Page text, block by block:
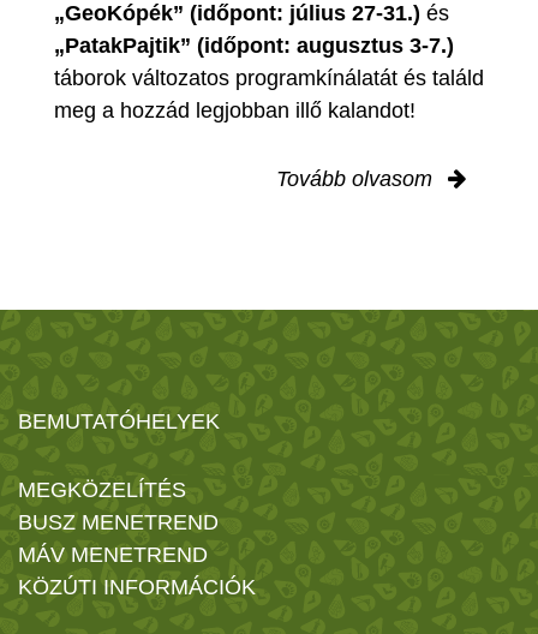
„GeoKópék” (időpont: július 27-31.) és
„PatakPajtik” (időpont: augusztus 3-7.)
táborok változatos programkínálatát és találd
meg a hozzád legjobban illő kalandot!
Tovább olvasom
BEMUTATÓHELYEK
MEGKÖZELÍTÉS
BUSZ MENETREND
MÁV MENETREND
KÖZÚTI INFORMÁCIÓK